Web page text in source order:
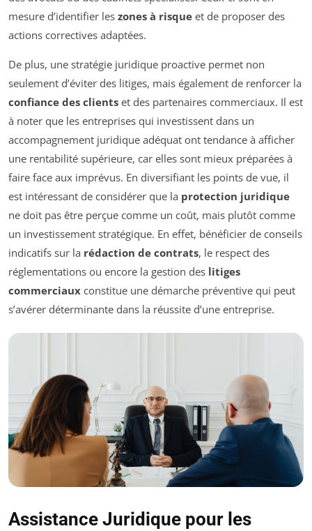
mesure d’identifier les zones à risque et de proposer des
actions correctives adaptées.
De plus, une stratégie juridique proactive permet non
seulement d’éviter des litiges, mais également de renforcer la
confiance des clients et des partenaires commerciaux. Il est
à noter que les entreprises qui investissent dans un
accompagnement juridique adéquat ont tendance à afficher
une rentabilité supérieure, car elles sont mieux préparées à
faire face aux imprévus. En diversifiant les points de vue, il
est intéressant de considérer que la protection juridique
ne doit pas être perçue comme un coût, mais plutôt comme
un investissement stratégique. En effet, bénéficier de conseils
indicatifs sur la rédaction de contrats, le respect des
réglementations ou encore la gestion des litiges
commerciaux constitue une démarche préventive qui peut
s’avérer déterminante dans la réussite d’une entreprise.
Assistance Juridique pour les